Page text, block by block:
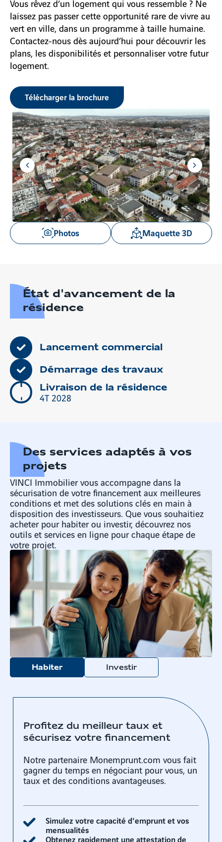
Vous rêvez d’un logement qui vous ressemble ? Ne
laissez pas passer cette opportunité rare de vivre au
vert en ville, dans un programme à taille humaine.
Contactez-nous dès aujourd’hui pour découvrir les
plans, les disponibilités et personnaliser votre futur
logement.
Télécharger la brochure
Aller
à
l'item
précédent
Aller
à
l'item
suivant
Voir
les
Photos Maquette 3D
État d'avancement de la
résidence
Lancement commercial
Démarrage des travaux
Livraison de la résidence
4T 2028
Des services adaptés à vos
projets
VINCI Immobilier vous accompagne dans la
sécurisation de votre financement aux meilleures
conditions et met des solutions clés en main à
disposition des investisseurs. Que vous souhaitiez
acheter pour habiter ou investir, découvrez nos
outils et services en ligne pour chaque étape de
votre projet.
Habiter Investir
Profitez du meilleur taux et
sécurisez votre financement
Notre partenaire Monemprunt.com vous fait
gagner du temps en négociant pour vous, un
taux et des conditions avantageuses.
Simulez votre capacité d'emprunt et vos
mensualités
Obtenez rapidement une attestation de